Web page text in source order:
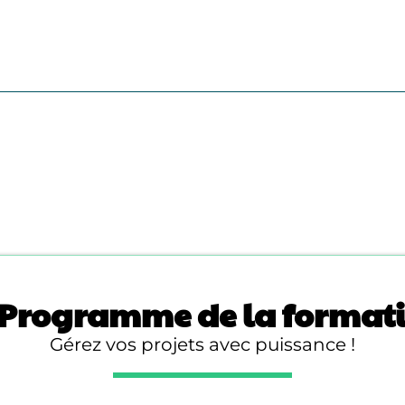
de la
Gérez vos projets avec puissance !